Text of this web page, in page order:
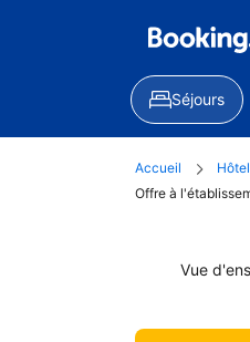
Séjours
Accueil
Offre à
Vue